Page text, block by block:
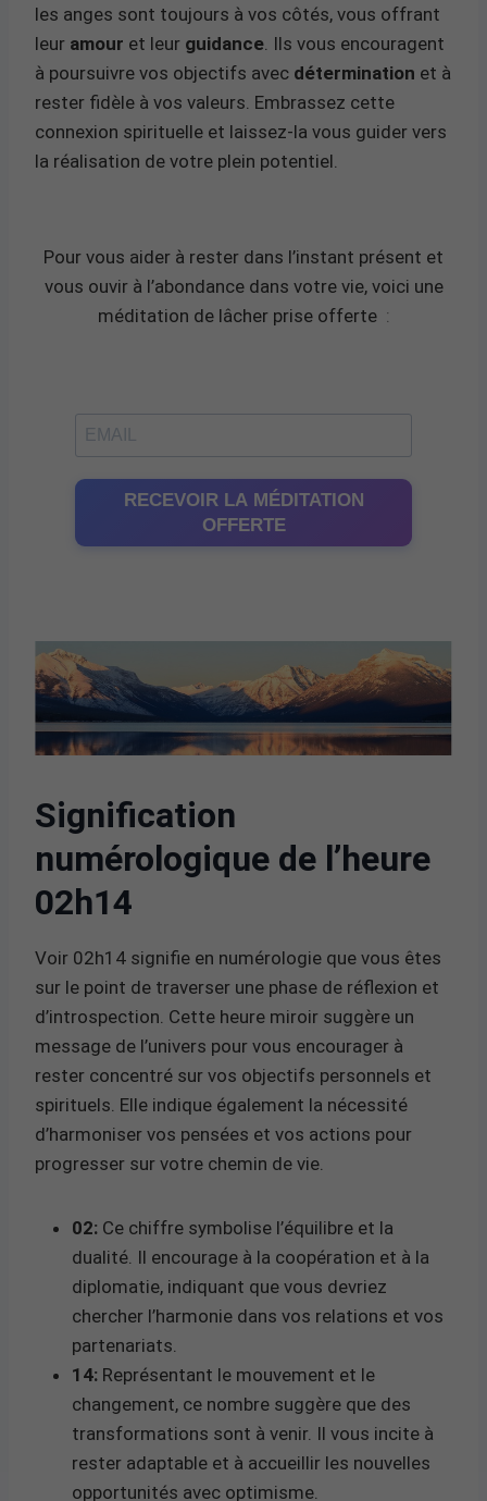
les anges sont toujours à vos côtés, vous offrant
leur amour et leur guidance . Ils vous encouragent
à poursuivre vos objectifs avec détermination et à
rester fidèle à vos valeurs. Embrassez cette
connexion spirituelle et laissez-la vous guider vers
la réalisation de votre plein potentiel.
Pour vous aider à rester dans l’instant présent et
vous ouvir à l’abondance dans votre vie, voici une
méditation de lâcher prise offerte :
RECEVOIR LA MÉDITATION
OFFERTE
Signification
numérologique de l’heure
02h14
Voir 02h14 signifie en numérologie que vous êtes
sur le point de traverser une phase de réflexion et
d’introspection. Cette heure miroir suggère un
message de l’univers pour vous encourager à
rester concentré sur vos objectifs personnels et
spirituels. Elle indique également la nécessité
d’harmoniser vos pensées et vos actions pour
progresser sur votre chemin de vie.
02: Ce chiffre symbolise l’équilibre et la
dualité. Il encourage à la coopération et à la
diplomatie, indiquant que vous devriez
chercher l’harmonie dans vos relations et vos
partenariats.
14: Représentant le mouvement et le
changement, ce nombre suggère que des
transformations sont à venir. Il vous incite à
rester adaptable et à accueillir les nouvelles
opportunités avec optimisme.